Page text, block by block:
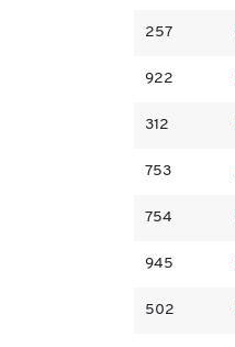
257
922
312
753
754
945
502